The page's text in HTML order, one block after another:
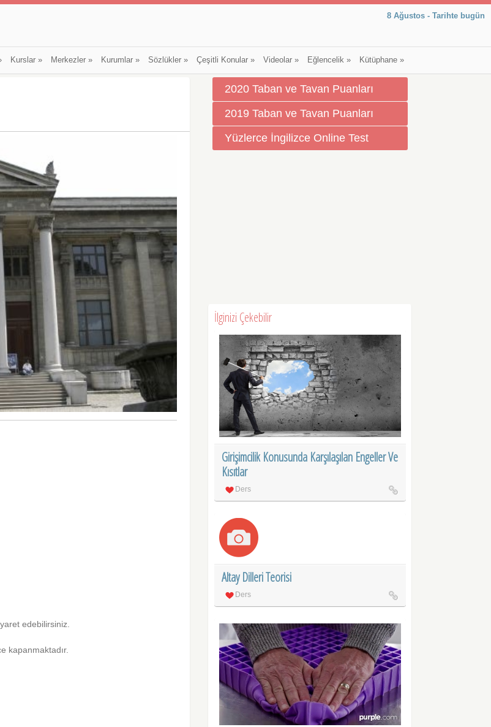
8 Ağustos - Tarihte bugün
Kurslar» Merkezler» Kurumlar» Sözlükler» Çeşitli Konular» Videolar» Eğlencelik» Kütüphane»
edebilirsiniz.
kapanmaktadır.
2020 Taban ve Tavan Puanları
2019 Taban ve Tavan Puanları
Yüzlerce İngilizce Online Test
İlginizi Çekebilir
Girişimcilik Konusunda Karşılaşılan Engeller Ve
Kısıtlar
Ders
Altay Dilleri Teorisi
Ders